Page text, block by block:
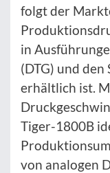
folgt der
in
(DTG) und
erhältlich ist.
Tiger-1800B
von analogen